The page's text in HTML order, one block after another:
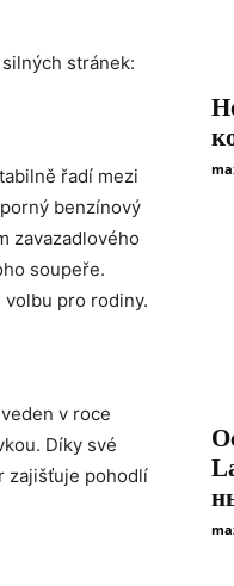
stránek:
řadí mezi
benzínový
zavazadlového
soupeře.
pro rodiny.
v roce
Díky své
zajišťuje pohodlí